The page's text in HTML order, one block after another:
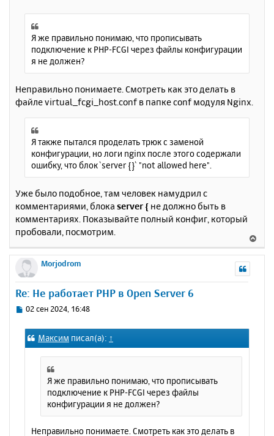
о
Я же правильно понимаю, что прописывать
подключение к PHP-FCGI через файлы конфигурации
я не должен?
Неправильно понимаете. Смотреть как это делать в
файле virtual_fcgi_host.conf в папке conf модуля Nginx.
Я также пытался проделать трюк с заменой
конфигурации, но логи nginx после этого содержали
ошибку, что блок `server {}` "not allowed here".
Уже было подобное, там человек намудрил с
комментариями, блока server { не должно быть в
комментариях. Показывайте полный конфиг, который
пробовали, посмотрим.
е
Morjodrom
Re: Не работает PHP в Open Server 6
С
о
б
02 сен 2024, 16:48
Максим писал(а): ↑
Я же правильно понимаю, что прописывать
подключение к PHP-FCGI через файлы
конфигурации я не должен?
Неправильно понимаете. Смотреть как это делать в